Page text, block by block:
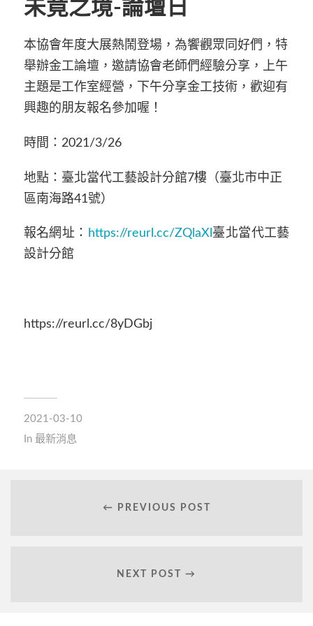
未竟之境-論壇日
本協會年度大展熱鬧登場，為饗觀眾同好們，特
舉辦金工論壇，邀請協會老師們經驗分享，上午
主題是工作室經營，下午分享金工技術，歡迎有
興趣的朋友報名參加喔！
時間：2021/3/26
地點：臺北當代工藝設計分館7樓（臺北市中正
區南海路41號）
報名網址： https://reurl.cc/ZQlaXl 臺北當代工藝
設計分館
https://reurl.cc/8yDGbj
2021-03-10
In 最新消息
← PREVIOUS POST
NEXT POST →